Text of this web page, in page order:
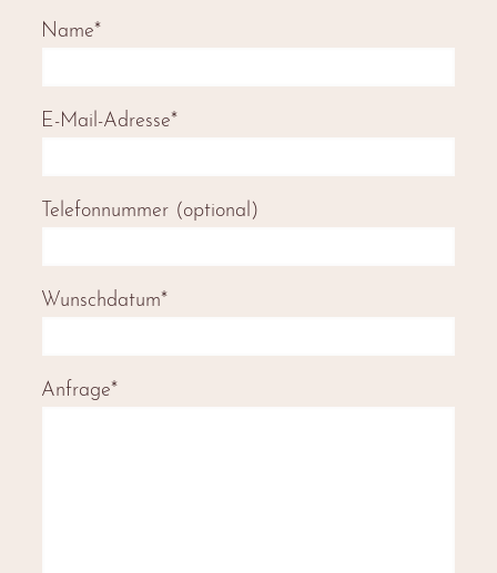
Name*
E-Mail-Adresse*
Telefonnummer (optional)
Wunschdatum*
Anfrage*